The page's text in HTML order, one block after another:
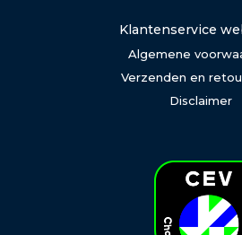
Klantenservice
Algemene
Verzenden en
Disclaimer